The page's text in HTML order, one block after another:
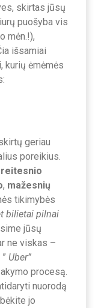
skirtas jūsų
puošyba vis
mėn.!),
išsamiai
kurių ėmėmės
geriau
poreikius.
, mažesnių
tikimybės
bilietai pilnai
jūsų
ne viskas –
Uber”
procesą.
nuorodą
jo